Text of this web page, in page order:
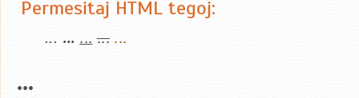
Permesitaj HTML tegoj:
... ... ... ... ...
...